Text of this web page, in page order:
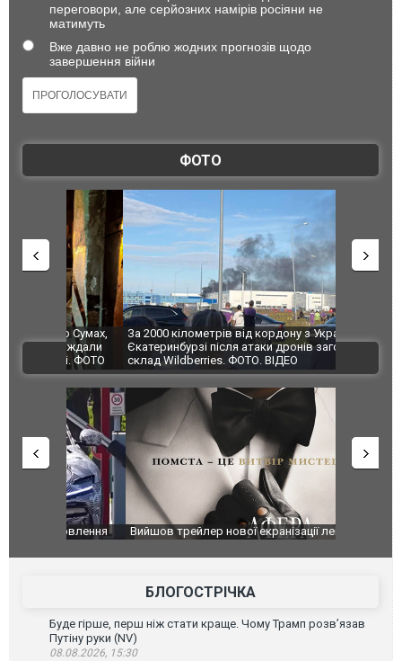
переговори, але серйозних намірів росіяни не
матимуть
Вже давно не роблю жодних прогнозів щодо
завершення війни
ФОТО
За 2000 кілометрів від кордону з Україною: в
Єкатеринбурзі після атаки дронів загорівся
склад Wildberries. ФОТО. ВІДЕО
"Мої
ВІДЕО
Вийшов трейлер нової екранізації легендарного
БЛОГОСТРІЧКА
Буде гірше, перш ніж стати краще. Чому Трамп розв’язав
Путіну руки (NV)
08.08.2026, 15:30